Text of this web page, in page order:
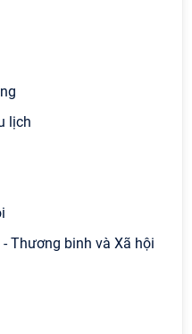
lịch
Thương binh và Xã hội